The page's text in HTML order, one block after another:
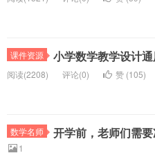
课件资源 小学数学教学设计
阅读(2208) 评论(0) 赞 (105)
数学名师 开学前，老师们需
1